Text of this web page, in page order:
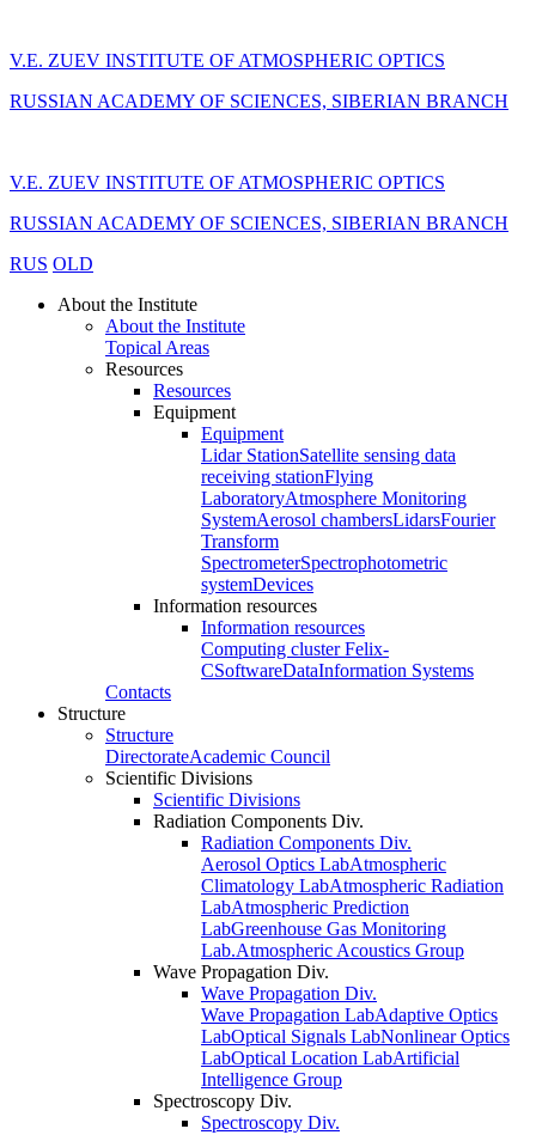
V.E. ZUEV INSTITUTE OF ATMOSPHERIC OPTICS
RUSSIAN ACADEMY OF SCIENCES, SIBERIAN BRANCH
V.E. ZUEV INSTITUTE OF ATMOSPHERIC OPTICS
RUSSIAN ACADEMY OF SCIENCES, SIBERIAN BRANCH
RUS OLD
About the Institute
About the Institute
Topical Areas
Resources
Resources
Equipment
Equipment
Lidar StationSatellite sensing data
receiving stationFlying
LaboratoryAtmosphere Monitoring
SystemAerosol chambersLidarsFourier
Transform
SpectrometerSpectrophotometric
systemDevices
Information resources
Information resources
Computing cluster Felix-
CSoftwareDataInformation Systems
Contacts
Structure
Structure
DirectorateAcademic Council
Scientific Divisions
Scientific Divisions
Radiation Components Div.
Radiation Components Div.
Aerosol Optics LabAtmospheric
Climatology LabAtmospheric Radiation
LabAtmospheric Prediction
LabGreenhouse Gas Monitoring
Lab.Atmospheric Acoustics Group
Wave Propagation Div.
Wave Propagation Div.
Wave Propagation LabAdaptive Optics
LabOptical Signals LabNonlinear Optics
LabOptical Location LabArtificial
Intelligence Group
Spectroscopy Div.
Spectroscopy Div.